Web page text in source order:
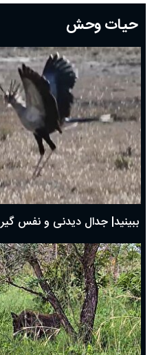
دعای روز بیستم ماه رمضان؛ ۱۹ اسفند ۱۴۰۴
دعای روز هشتم ماه مبارک رمضان؛ ۷ اسفند ماه ۱۴۰۴
دعای روز هفتم ماه رمضان؛ ۶ اسفند ۱۴۰۴
دعای روز ششم ماه رمضان؛ ۵ اسفند ۱۴۰۴
دعای روز پنجم ماه رمضان؛ ۴ اسفند ۱۴۰۴
دعای روز چهارم ماه مبارک رمضان؛ ۳ اسفند ۱۴۰۴
دعای روز سوم ماه مبارک رمضان؛ ۱۴ اسفند ۱۴۰۴
دعای روز دوم ماه مبارک رمضان ۱ اسفند ماه ۱۴۰۴
دعای روز اول ماه مبارک رمضان، ۳۰ بهمن ۱۴۰۴
حضرت زینب(س) چگونه از دنیا رفت؟
بهترین پیامک تبریک روز پدر ۱۴۰۴؛ جملات زیبا و صمیمانه
حیات وحش
ببینید| جدال دیدنی و نفس